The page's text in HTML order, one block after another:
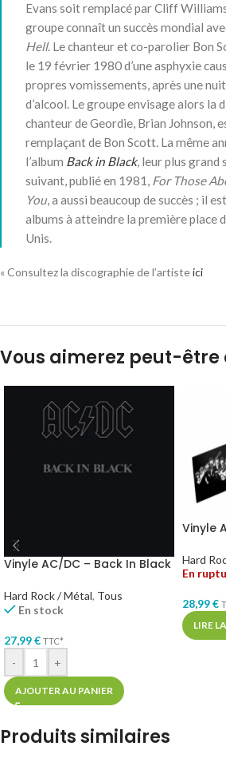
Evans soit remplacé par Cliff
groupe connaît un succès mondial
Hell. Le chanteur et co-parolier Bon
le 19 février 1980d’une asphyxie
propres vomissements, après une
d’alcool. Le groupe envisage alors la
chanteur de Geordie, Brian Johnson,
remplaçant de Bon Scott. La même
l’album Back in Black, leur plus grand
suivant, publié en 1981, For Those
You, a aussi beaucoup de succès ; il
albums à atteindre la première place
Unis.
« Consultez la discographie de l’artisteici
Vous aimerez peut-être
Vinyle AC/DC – Back In Black
Hard Rock / Métal, Tous
En stock
27,99€ TTC*
- +
AJOUTER AU PANIER
Vinyle
Hard
En
28,99€
LIRE
Produits similaires